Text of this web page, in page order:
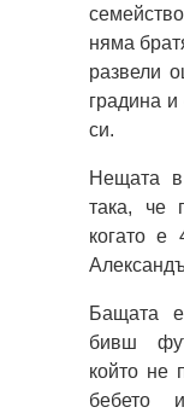
няма
развели
градина
си.
Нещата
така, че
когато е
Бащата
бивш
който не
бебето